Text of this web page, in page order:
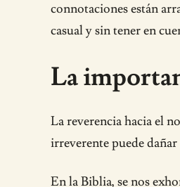
connotaciones están
casual y sin tener en
La
La reverencia hacia el
irreverente puede
En la Biblia, se nos